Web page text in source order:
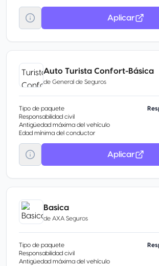
Aplicar
Auto Turista Confort-Básica
de General de Seguros
Tipo de paquete
Responsabilidad civil
Antigüedad máxima del vehículo
Edad mínima del conductor
Aplicar
Basica
de AXA Seguros
Tipo de paquete
Responsabilidad civil
Antigüedad máxima del vehículo